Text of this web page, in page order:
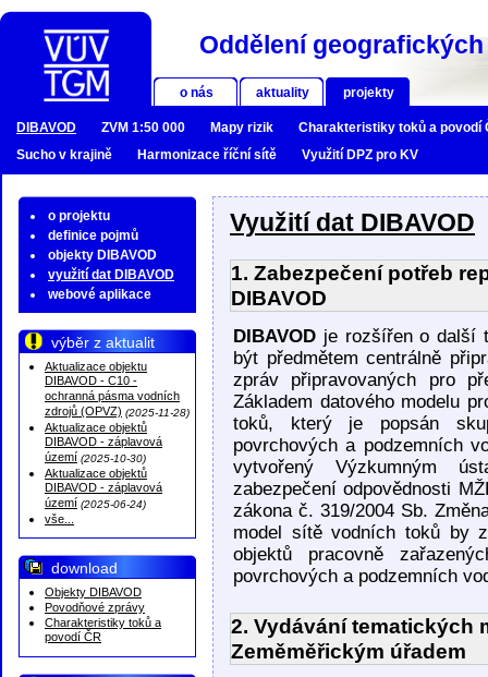
Oddělení
o nás aktuality projekty
DIBAVOD ZVM 1:50 000 Mapy rizik
Charakteristiky toků a povodí
Sucho v krajině
Harmonizace říční sítě Využití DPZ pro KV
o projektu
definice pojmů
objekty DIBAVOD
využití dat DIBAVOD
webové aplikace
výběr z aktualit
Aktualizace objektu
DIBAVOD - C10 -
ochranná pásma vodních
zdrojů (OPVZ) (2025-11-28)
Aktualizace objektů
DIBAVOD - záplavová
území (2025-10-30)
Aktualizace objektů
DIBAVOD - záplavová
území (2025-06-24)
vše...
download
Objekty DIBAVOD
Povodňové zprávy
Charakteristiky toků a
povodí ČR
Využití dat DIBAVOD
1. Zabezpečení potřeb
DIBAVOD
DIBAVOD je rozšířen o další
být předmětem centrálně
zpráv připravovaných pro
Základem datového modelu
toků, který je popsán
povrchových a podzemních
vytvořený Výzkumným
zabezpečení odpovědnosti
zákona č. 319/2004 Sb.
model sítě vodních toků by
objektů pracovně
povrchových a podzemních
2. Vydávání tematických
Zeměměřickým úřadem